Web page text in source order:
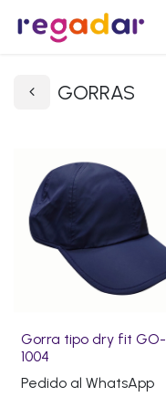
GORRAS
Gorra tipo dry fit GO-
1004
Pedido al WhatsApp